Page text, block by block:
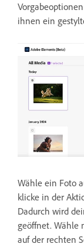
ihnen ein
Wähle ein Foto
klicke in der
Dadurch wird
geöffnet. Wähle
auf der rechten